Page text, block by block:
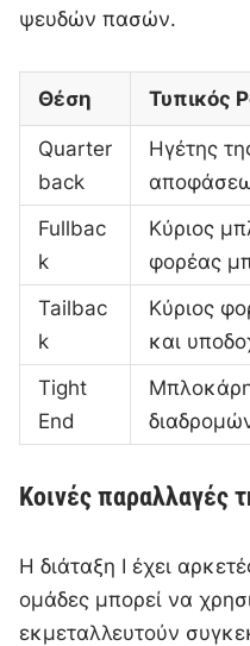
ψευδών πασών.
Θέση Τυπικός
Quarter
back
Ηγέτης
Fullbac
k
Κύριος
φορέας
Tailbac
k
Κύριος
και
Tight
End
Κοινές παραλλαγές
Η διάταξη I έχει
ομάδες μπορεί να
εκμεταλλευτούν